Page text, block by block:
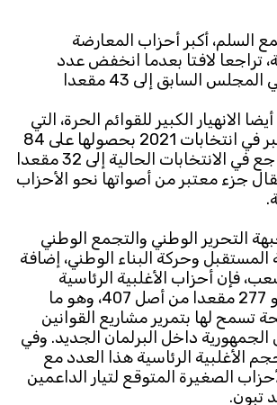
أكبر أحزاب المعارضة
تراجعا لافتا بعدما انخفض عدد
الانهيار الكبير للقوائم الحرة، التي
كانت المفاجأة الأكبر في انتخابات 2021 بحصولها على 84
مقعدا، قبل أن تتراجع في الانتخابات الحالية إلى 32 مقعدا
جزء معتبر من أصواتها نحو الأحزاب
التحرير الوطني والتجمع الوطني
المستقبل وحركة البناء الوطني، إضافة
فإن أحزاب الأغلبية الرئاسية
أصبحت تمتلك نحو 277 مقعدا من أصل 407، وهو ما
تسمح لها بتمرير مشاريع القوانين
داخل البرلمان الجديد. وفي
الأغلبية الرئاسية هذا العدد مع
الصغيرة المتوقع لتيار الداعمين
تبون.